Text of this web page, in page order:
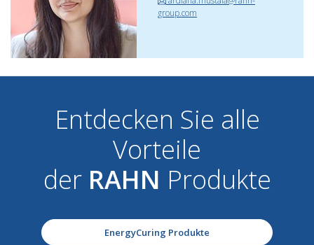
group.com
Entdecken Sie alle
Vorteile
der RAHN Produkte
EnergyCuring Produkte